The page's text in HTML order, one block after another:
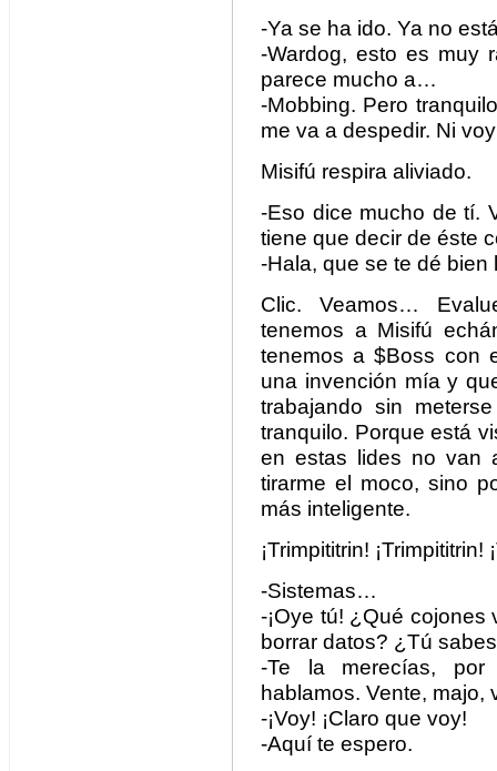
-Ya se ha ido. Ya no
-Wardog, esto es muy
parece mucho a…
-Mobbing. Pero
me va a despedir. Ni
Misifú respira aliviado.
-Eso dice mucho de tí.
tiene que decir de éste
-Hala, que se te dé bien
Clic. Veamos…
tenemos a Misifú
tenemos a $Boss con
una invención mía y
trabajando sin
tranquilo. Porque está
en estas lides no van
tirarme el moco, sino
más inteligente.
¡Trimpititrin! ¡Trimpititrin!
-Sistemas…
-¡Oye tú! ¿Qué
borrar datos? ¿Tú
-Te la merecías, por
hablamos. Vente, majo,
-¡Voy! ¡Claro que voy!
-Aquí te espero.